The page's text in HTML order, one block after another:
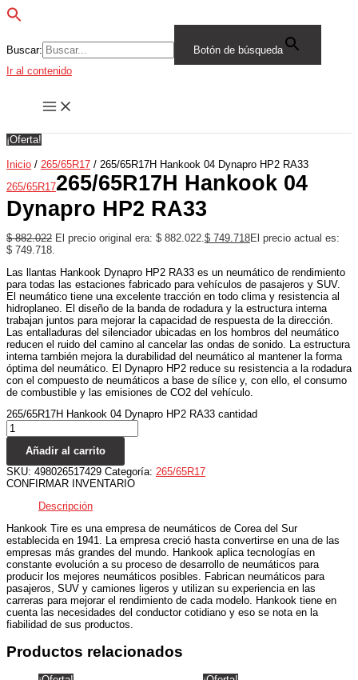
Buscar:
Botón de búsqueda
Ir al contenido
¡Oferta!
Inicio / 265/65R17 / 265/65R17H Hankook 04 Dynapro HP2 RA33
265/65R17265/65R17H Hankook 04
Dynapro HP2 RA33
$882.022 El precio original era: $ 882.022. $ 749.718El precio actual es:
$ 749.718.
Las llantas Hankook Dynapro HP2 RA33 es un neumático de rendimiento
para todas las estaciones fabricado para vehículos de pasajeros y SUV.
El neumático tiene una excelente tracción en todo clima y resistencia al
hidroplaneo. El diseño de la banda de rodadura y la estructura interna
trabajan juntos para mejorar la capacidad de respuesta de la dirección.
Las entalladuras del silenciador ubicadas en los hombros del neumático
reducen el ruido del camino al cancelar las ondas de sonido. La estructura
interna también mejora la durabilidad del neumático al mantener la forma
óptima del neumático. El Dynapro HP2 reduce su resistencia a la rodadura
con el compuesto de neumáticos a base de sílice y, con ello, el consumo
de combustible y las emisiones de CO2 del vehículo.
265/65R17H Hankook 04 Dynapro HP2 RA33 cantidad
Añadir al carrito
SKU: 498026517429 Categoría: 265/65R17
CONFIRMAR INVENTARIO
Descripción
Hankook Tire es una empresa de neumáticos de Corea del Sur
establecida en 1941. La empresa creció hasta convertirse en una de las
empresas más grandes del mundo. Hankook aplica tecnologías en
constante evolución a su proceso de desarrollo de neumáticos para
producir los mejores neumáticos posibles. Fabrican neumáticos para
pasajeros, SUV y camiones ligeros y utilizan su experiencia en las
carreras para mejorar el rendimiento de cada modelo. Hankook tiene en
cuenta las necesidades del conductor cotidiano y eso se nota en la
fiabilidad de sus productos.
Productos relacionados